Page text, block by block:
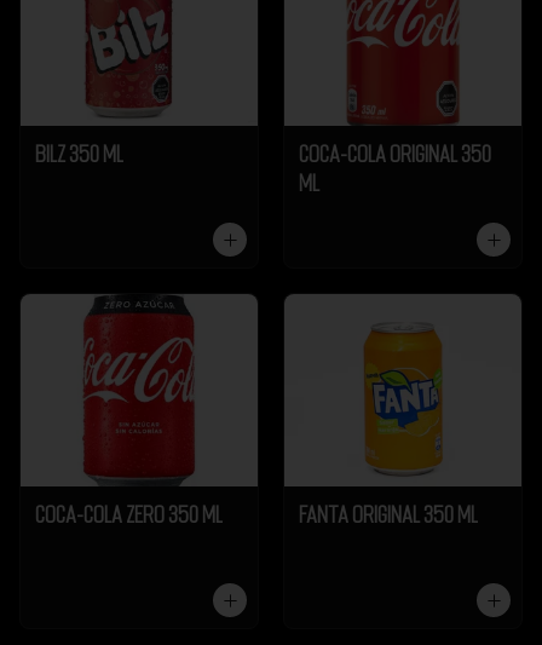
Bilz 350 ml
Coca-Cola Original 350
ml
Coca-Cola Zero 350 ml Fanta Original 350 ml